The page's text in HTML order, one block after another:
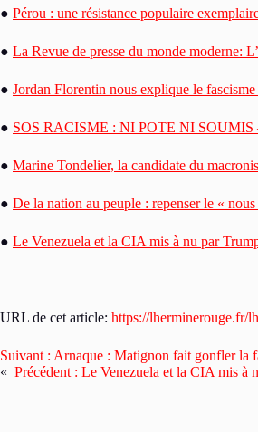
● Pérou : une résistance populaire
● La Revue de presse du monde moderne:
● Jordan Florentin nous explique le
● SOS RACISME : NI POTE NI SOUMIS
● Marine Tondelier, la candidate du
● De la nation au peuple : repenser le «
● Le Venezuela et la CIA mis à nu par
URL de cet article: https://lherminerouge.fr/
Suivant : Arnaque : Matignon fait gonfler la
« Précédent : Le Venezuela et la CIA mis à